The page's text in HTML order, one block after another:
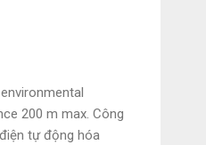
200 m max. Công
tự động hóa